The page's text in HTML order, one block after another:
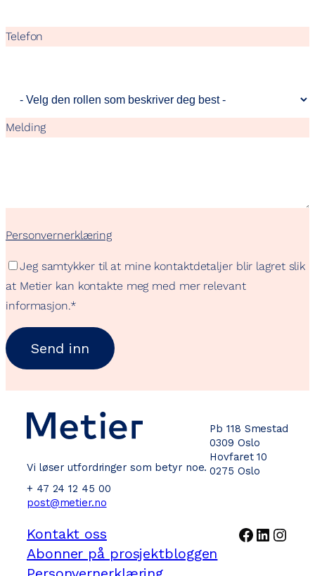
Telefon
Melding
Personvernerklæring
Jeg samtykker til at mine kontaktdetaljer blir lagret slik
at Metier kan kontakte meg med mer relevant
informasjon.*
Vi løser utfordringer som betyr noe.
+ 47 24 12 45 00
post@metier.no
Pb 118 Smestad
0309 Oslo
Hovfaret 10
0275 Oslo
Kontakt oss
Abonner på prosjektbloggen
Facebook